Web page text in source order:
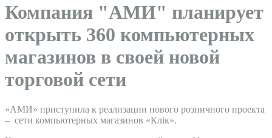
Компания "АМИ" планирует
открыть 360 компьютерных
магазинов в своей новой
торговой сети
«АМИ» приступила к реализации нового розничного проекта
– сети компьютерных магазинов «Клiк».